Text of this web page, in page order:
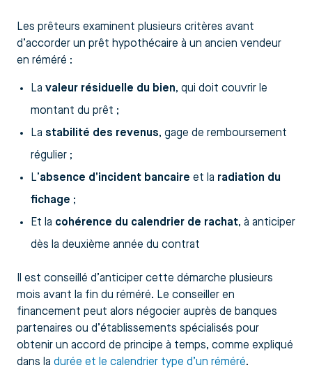
Les prêteurs examinent plusieurs critères avant
d’accorder un prêt hypothécaire à un ancien vendeur
en réméré :
La valeur résiduelle du bien, qui doit couvrir le
montant du prêt ;
La stabilité des revenus, gage de remboursement
régulier ;
L’absence d’incident bancaire et la radiation du
fichage ;
Et la cohérence du calendrier de rachat, à anticiper
dès la deuxième année du contrat
Il est conseillé d’anticiper cette démarche plusieurs
mois avant la fin du réméré. Le conseiller en
financement peut alors négocier auprès de banques
partenaires ou d’établissements spécialisés pour
obtenir un accord de principe à temps, comme expliqué
dans la durée et le calendrier type d’un réméré.